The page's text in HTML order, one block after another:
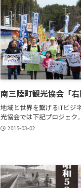
南三陸町観光協会「
地域と世界を繋げるITビジ
光協会では下記プロジェク...
2015-03-02